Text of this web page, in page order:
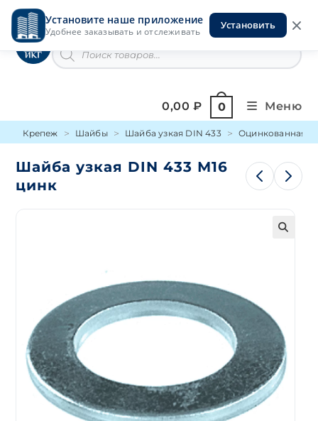
Установите наше приложение
Удобнее заказывать и отслеживать
Установить
Перейти
содержимомуИнструменты на Горской
товаров
0,00₽ 0 Меню
Крепеж Шайбы Шайба узкая DIN 433 Оцинкованная
Шайба узкая DIN 433 М16
цинк